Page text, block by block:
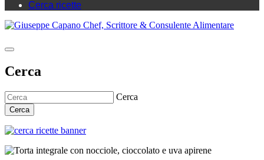
Cerca ricette
Cerca
Cerca
Cerca